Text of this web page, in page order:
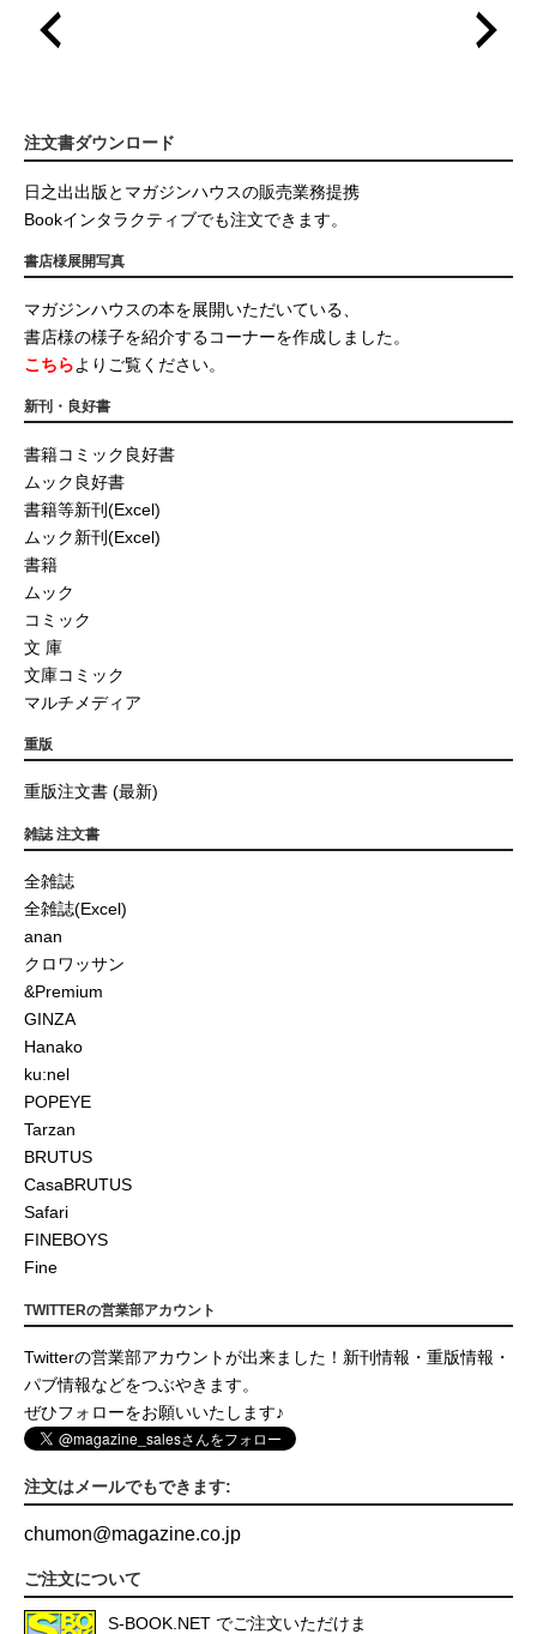
注文書ダウンロード
日之出出版とマガジンハウスの販売業務提携
Bookインタラクティブでも注文できます。
書店様展開写真
マガジンハウスの本を展開いただいている、
書店様の様子を紹介するコーナーを作成しました。
こちらよりご覧ください。
新刊・良好書
書籍コミック良好書
ムック良好書
書籍等新刊(Excel)
ムック新刊(Excel)
書籍
ムック
コミック
文 庫
文庫コミック
マルチメディア
重版
重版注文書 (最新)
雑誌 注文書
全雑誌
全雑誌(Excel)
anan
クロワッサン
&Premium
GINZA
Hanako
ku:nel
POPEYE
Tarzan
BRUTUS
CasaBRUTUS
Safari
FINEBOYS
Fine
TWITTERの営業部アカウント
Twitterの営業部アカウントが出来ました！新刊情報・重版情報・
パブ情報などをつぶやきます。
ぜひフォローをお願いいたします♪
注文はメールでもできます:
chumon@magazine.co.jp
ご注文について
S-BOOK.NET でご注文いただけま